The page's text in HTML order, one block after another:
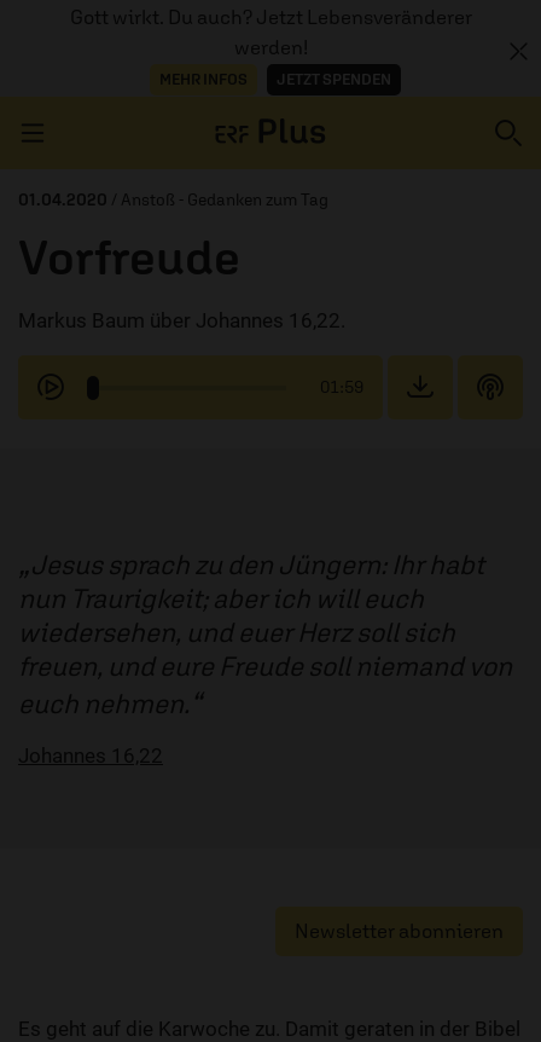
Gott wirkt. Du auch? Jetzt Lebensveränderer
werden!
MEHR INFOS JETZT SPENDEN
AUDIOTHEK
PROGRAMM
01.04.2020 / Anstoß - Gedanken zum Tag
Vorfreude
Markus Baum über Johannes 16,22.
01:59
Jesus sprach zu den Jüngern: Ihr habt
nun Traurigkeit; aber ich will euch
wiedersehen, und euer Herz soll sich
freuen, und eure Freude soll niemand von
euch nehmen.
Johannes 16,22
Newsletter abonnieren
Es geht auf die Karwoche zu. Damit geraten in der Bibel